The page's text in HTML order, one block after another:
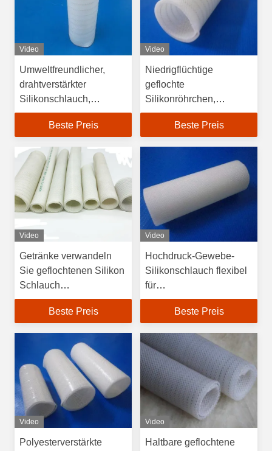
Video
Umweltfreundlicher,
drahtverstärkter
Silikonschlauch,
Hochdruck-
Silikonschlauch
Beste Preis
Video
Niedrigflüchtige
geflochte
Silikonröhrchen,
Drahtverstärkter flexibler
SchlauchBeste Preis
Video
Getränke verwandeln
Sie geflochtenen Silikon
Schlauch
Niedrigflüchtige Qualität
Für pharmazeutische
Beste Preis
Video
Hochdruck-Gewebe-
Silikonschlauch flexibel
für
Lebensmittelmaschinen
Beste Preis
Video
Polyesterverstärkte
Video
Haltbare geflochtene